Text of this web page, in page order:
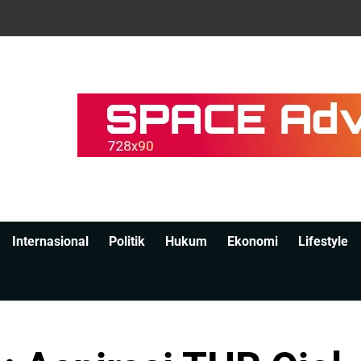
Internasional Politik Hukum Ekonomi Lifestyle